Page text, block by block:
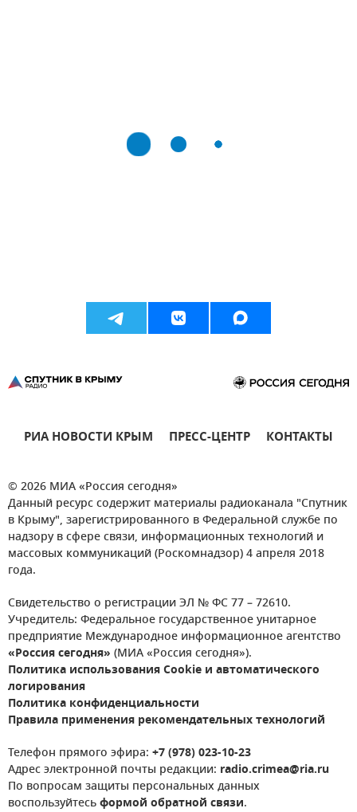
РИА НОВОСТИ КРЫМ ПРЕСС-ЦЕНТР КОНТАКТЫ
© 2026 МИА «Россия сегодня»
Данный ресурс содержит материалы радиоканала "Спутник
в Крыму", зарегистрированного в Федеральной службе по
надзору в сфере связи, информационных технологий и
массовых коммуникаций (Роскомнадзор) 4 апреля 2018
года.
Свидетельство о регистрации ЭЛ № ФС 77 – 72610.
Учредитель: Федеральное государственное унитарное
предприятие Международное информационное агентство
«Россия сегодня» (МИА «Россия сегодня»).
Политика использования Cookie и автоматического
логирования
Политика конфиденциальности
Правила применения рекомендательных технологий
Телефон прямого эфира: +7 (978) 023-10-23
Адрес электронной почты редакции: radio.crimea@ria.ru
По вопросам защиты персональных данных
воспользуйтесьформой обратной связи.